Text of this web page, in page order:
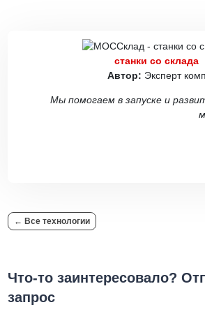
станки со склада
Автор: Эксперт
Мы помогаем в запуске и
← Все технологии
Что-то заинтересовало?
запрос